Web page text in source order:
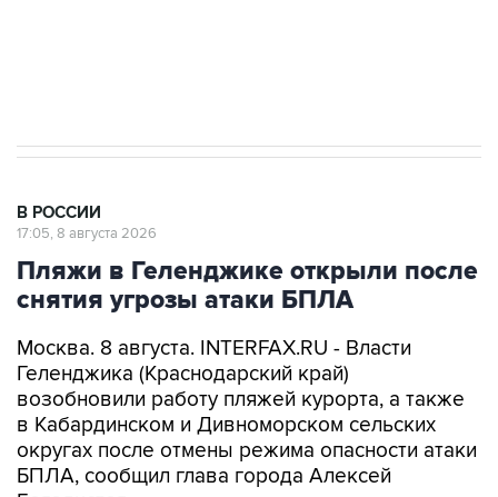
В РОССИИ
17:05, 8 августа 2026
Пляжи в Геленджике открыли после
снятия угрозы атаки БПЛА
Москва. 8 августа. INTERFAX.RU - Власти
Геленджика (Краснодарский край)
возобновили работу пляжей курорта, а также
в Кабардинском и Дивноморском сельских
округах после отмены режима опасности атаки
БПЛА, сообщил глава города Алексей